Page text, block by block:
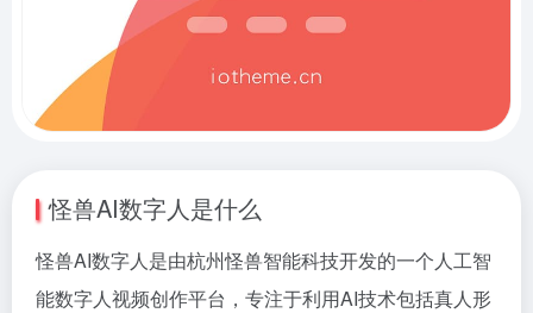
怪兽AI数字人是什么
怪兽AI数字人是由杭州怪兽智能科技开发的一个人工智
能数字人视频创作平台，专注于利用AI技术包括真人形